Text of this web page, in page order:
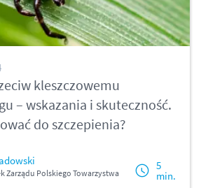
kleszczowemu
– wskazania i skuteczność.
do szczepienia?
Zarządu Polskiego Towarzystwa
5
min.